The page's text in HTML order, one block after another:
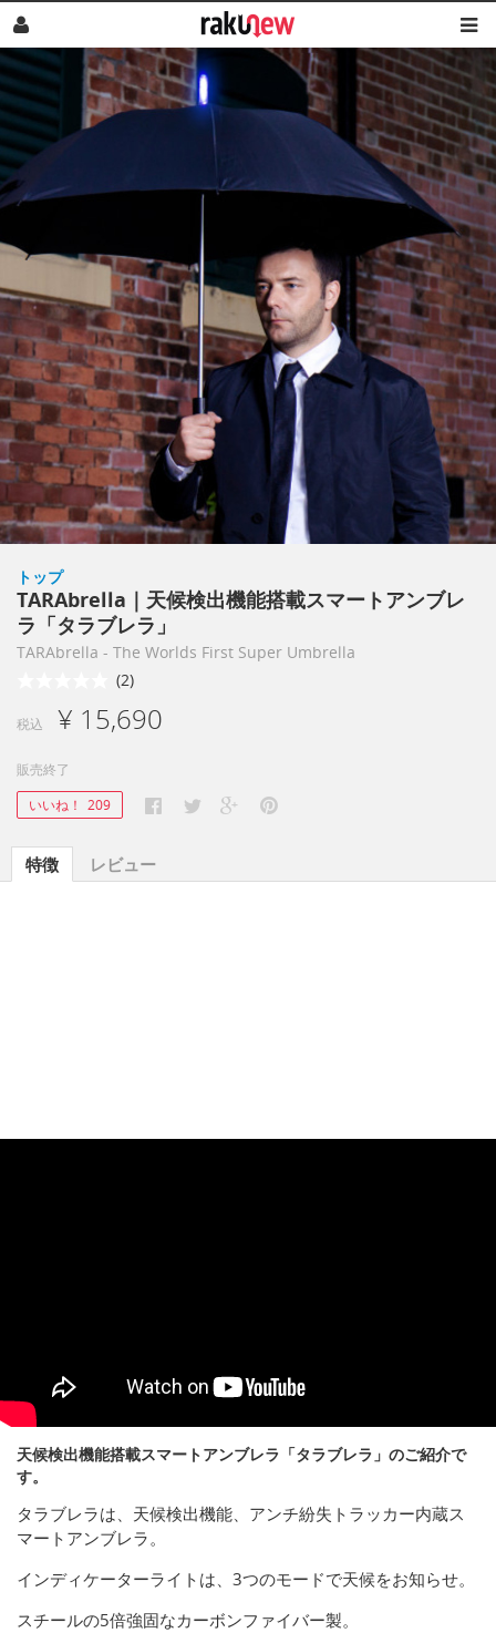
トップ
TARAbrella｜天候検出機能搭載スマートアンブレ
ラ「タラブレラ」
TARAbrella - The Worlds First Super Umbrella
(2)
税込 ¥ 15,690
販売終了
いいね！ 209
特徴 レビュー
天候検出機能搭載スマートアンブレラ「タラブレラ」のご紹介で
す。
タラブレラは、天候検出機能、アンチ紛失トラッカー内蔵ス
マートアンブレラ。
インディケーターライトは、3つのモードで天候をお知らせ。
スチールの5倍強固なカーボンファイバー製。